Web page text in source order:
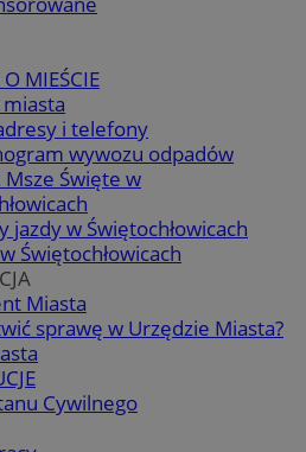
MIEŚCIE
i telefony
wywozu odpadów
Msze Święte w
jazdy w Świętochłowicach
Świętochłowicach
Miasta
sprawę w Urzędzie Miasta?
Cywilnego